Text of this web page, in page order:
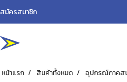
สมัครสมาชิก
หน้าแรก สินค้าทั้งหมด อุปกรณ์ภาคส